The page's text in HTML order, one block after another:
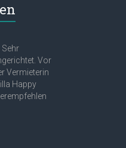
Sehr
Vor
Vermieterin
Happy